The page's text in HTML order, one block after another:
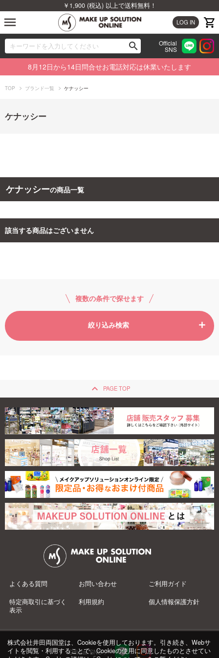
￥1,900 (税込) 以上で送料無料！
LOG IN
menu
search
00
Official
SNS
ブランドから探す
カテゴリから探す
ビューティジャーナルから探す
ご利用ガイド
ログイン・新規会員登録
8月12日から14日問合せお電話対応は休業いたします
TOP ブランド一覧 ケナッシー
ケナッシー
ケナッシーの商品一覧
該当する商品はございません
複数の条件で探せます
絞り込み検索
keyboard_arrow_up PAGE TOP
よくある質問 お問い合わせ ご利用ガイド
特定商取引に基づく
表示
利用規約 個人情報保護方針
Official SNS：
株式会社井田両国堂は、Cookieを使用しております。引き続き、Webサ
イトを閲覧・利用することで、Cookieの使用に同意したものとさせてい